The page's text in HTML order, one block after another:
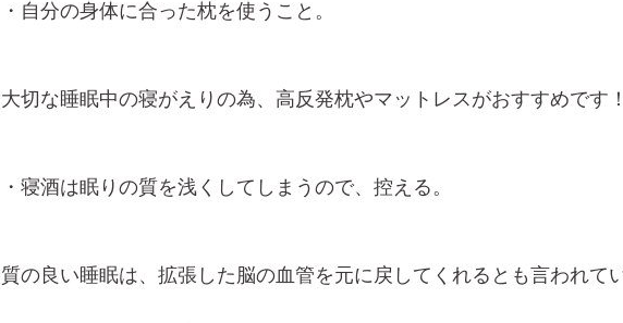
・自分の身体に合った枕を使うこと。
大切な睡眠中の寝がえりの為、高反発枕やマットレスがおすすめです！
・寝酒は眠りの質を浅くしてしまうので、控える。
質の良い睡眠は、拡張した脳の血管を元に戻してくれるとも言われて